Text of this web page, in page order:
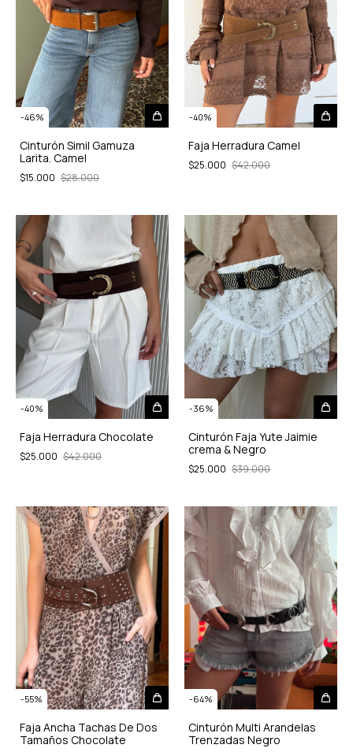
-46%
Cinturón Simil Gamuza
Larita. Camel
$15.000 $28.000
-40%
Faja Herradura Camel
$25.000 $42.000
-40%
Faja Herradura Chocolate
$25.000 $42.000
-36%
Cinturón Faja Yute Jaimie
crema & Negro
$25.000 $39.000
-55%
Faja Ancha Tachas De Dos
Tamaños Chocolate
-64%
Cinturón Multi Arandelas
Trenzadas Negro